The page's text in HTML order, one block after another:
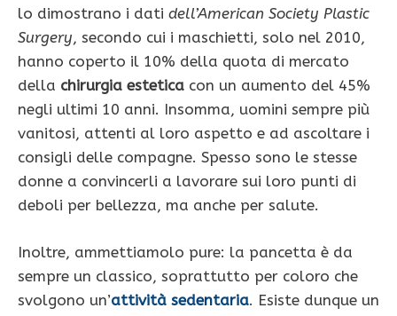
lo dimostrano i dati dell’American Society Plastic
Surgery, secondo cui i maschietti, solo nel 2010,
hanno coperto il 10% della quota di mercato
della chirurgia estetica con un aumento del 45%
negli ultimi 10 anni. Insomma, uomini sempre più
vanitosi, attenti al loro aspetto e ad ascoltare i
consigli delle compagne. Spesso sono le stesse
donne a convincerli a lavorare sui loro punti di
deboli per bellezza, ma anche per salute.
Inoltre, ammettiamolo pure: la pancetta è da
sempre un classico, soprattutto per coloro che
svolgono un’attività sedentaria. Esiste dunque un